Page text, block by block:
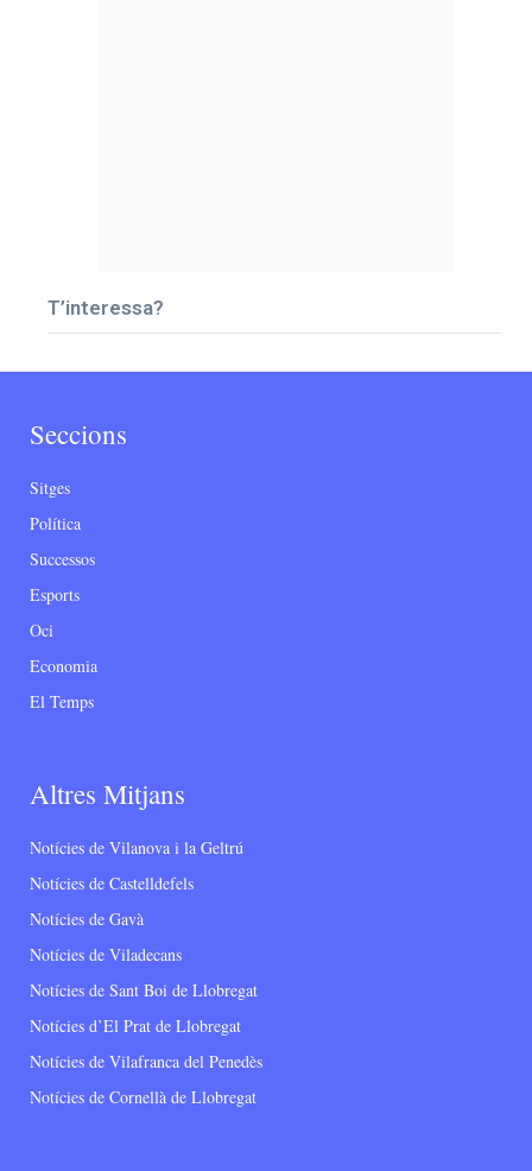
T’interessa?
Seccions
Sitges
Política
Successos
Esports
Oci
Economia
El Temps
Altres Mitjans
Notícies de Vilanova i la Geltrú
Notícies de Castelldefels
Notícies de Gavà
Notícies de Viladecans
Notícies de Sant Boi de Llobregat
Notícies d’El Prat de Llobregat
Notícies de Vilafranca del Penedès
Notícies de Cornellà de Llobregat